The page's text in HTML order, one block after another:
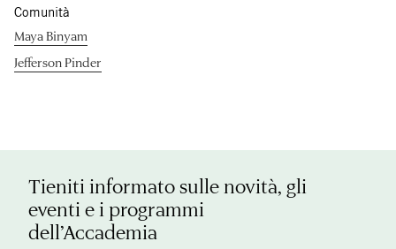
Comunità
Maya Binyam
Jefferson Pinder
Tieniti informato sulle novità, gli
eventi e i programmi
dell’Accademia